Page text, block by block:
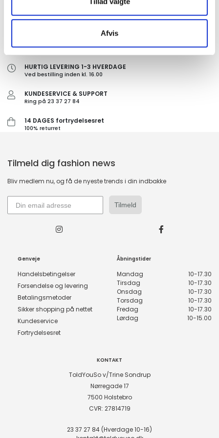
Afvis
På ordre under er fragtprisen 29,-
HURTIG LEVERING 1-3 HVERDAGE
Ved bestilling inden kl. 16.00
KUNDESERVICE & SUPPORT
Ring på 23 37 27 84
14 DAGES fortrydelsesret
100% returret
Tilmeld dig fashion news
Bliv medlem nu, og få de nyeste trends i din indbakke
Tilmeld
Genveje
Handelsbetingelser
Forsendelse og levering
Betalingsmetoder
Sikker shopping på nettet
Kundeservice
Fortrydelsesret
Åbningstider
Mandag
10-17.30
Tirsdag
10-17.30
Onsdag
10-17.30
Torsdag
10-17.30
Fredag
10-17.30
Lørdag
10-15.00
KONTAKT
ToldYouSo v/Trine Sondrup
Nørregade 17
7500 Holstebro
CVR: 27814719
23 37 27 84 (Hverdage 10-16)